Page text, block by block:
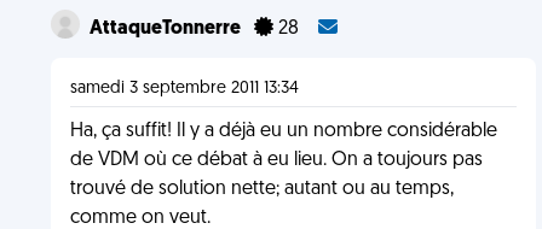
AttaqueTonnerre 28
samedi 3 septembre 2011 13:34
Ha, ça suffit! Il y a déjà eu un nombre considérable
de VDM où ce débat à eu lieu. On a toujours pas
trouvé de solution nette; autant ou au temps,
comme on veut.